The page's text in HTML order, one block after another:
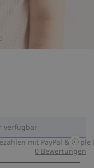
verfügbar
mit PayPal & Apple
0 Bewertungen